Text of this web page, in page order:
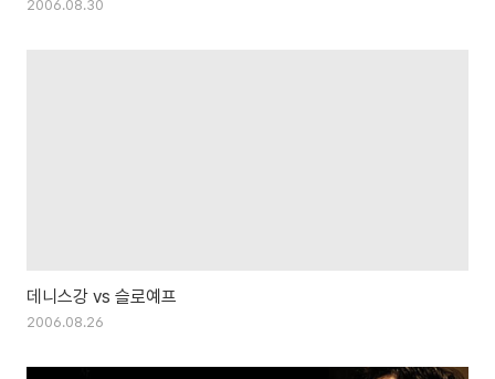
2006.08.30
데니스강 vs 슬로예프
2006.08.26